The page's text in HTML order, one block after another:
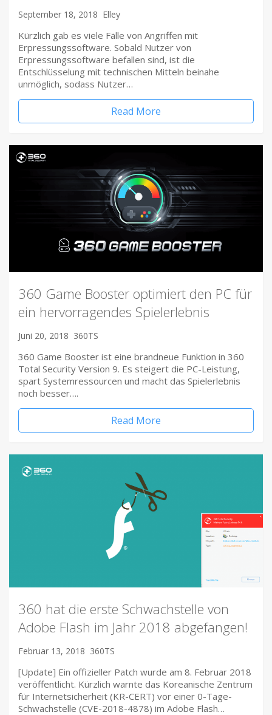
September 18, 2018 Elley
Kürzlich gab es viele Fälle von Angriffen mit
Erpressungssoftware. Sobald Nutzer von
Erpressungssoftware befallen sind, ist die
Entschlüsselung mit technischen Mitteln beinahe
unmöglich, sodass Nutzer…
Read More
360 Game Booster optimiert den PC für
ein hervorragendes Spielerlebnis
Juni 20, 2018 360TS
360 Game Booster ist eine brandneue Funktion in 360
Total Security Version 9. Es steigert die PC-Leistung,
spart Systemressourcen und macht das Spielerlebnis
noch besser….
Read More
360 hat die erste Schwachstelle von
Adobe Flash im Jahr 2018 abgefangen!
Februar 13, 2018 360TS
[Update] Ein offizieller Patch wurde am 8. Februar 2018
veröffentlicht. Kürzlich warnte das Koreanische Zentrum
für Internetsicherheit (KR-CERT) vor einer 0-Tage-
Schwachstelle (CVE-2018-4878) im Adobe Flash…